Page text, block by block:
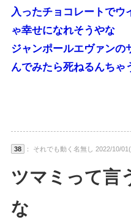
入ったチョコレートでウ
ゃ幸せになれそうやな
ジャンポールエヴァンの
んでみたら死ねるんちゃ
38 ： それでも動く名無し 2022/10/
ツマミって言
な